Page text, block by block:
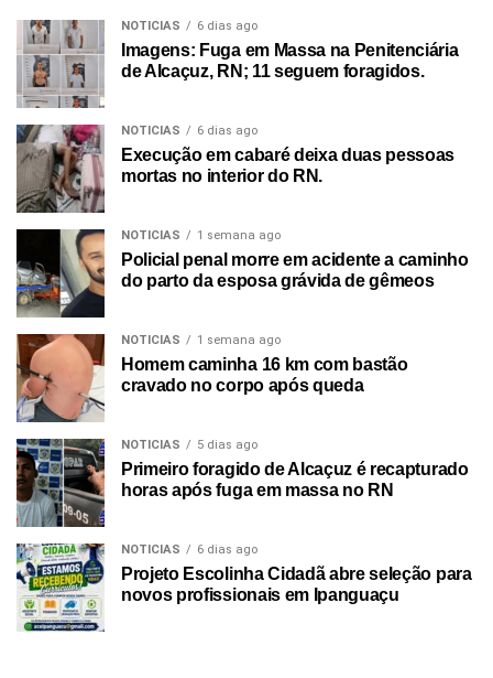
NOTICIAS 6 dias ago
Imagens: Fuga em Massa na Penitenciária
de Alcaçuz, RN; 11 seguem foragidos.
NOTICIAS 6 dias ago
Execução em cabaré deixa duas pessoas
mortas no interior do RN.
NOTICIAS 1 semana ago
Policial penal morre em acidente a caminho
do parto da esposa grávida de gêmeos
NOTICIAS 1 semana ago
Homem caminha 16 km com bastão
cravado no corpo após queda
NOTICIAS 5 dias ago
Primeiro foragido de Alcaçuz é recapturado
horas após fuga em massa no RN
NOTICIAS 6 dias ago
Projeto Escolinha Cidadã abre seleção para
novos profissionais em Ipanguaçu